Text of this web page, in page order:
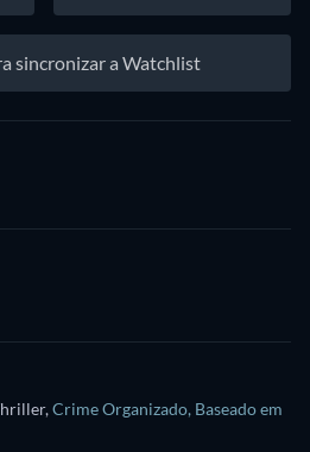
sincronizar a Watchlist
,Crime Organizado, Baseado em